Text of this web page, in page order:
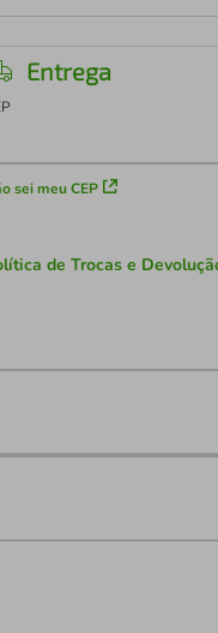
Entrega
sei meu CEP
de Trocas e